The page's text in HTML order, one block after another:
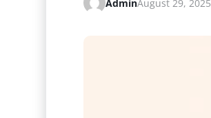
AdminAugust 29, 2025